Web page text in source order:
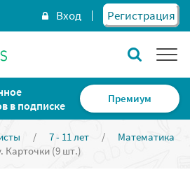
Вход Регистрация
в подписке
Премиум
/ 7 - 11 лет /
Математика
Карточки (9 шт.)